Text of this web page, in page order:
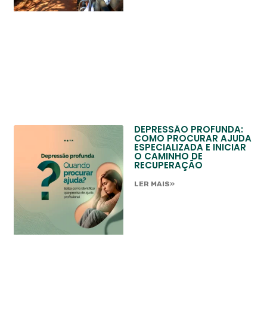
DEPRESSÃO PROFUNDA:
COMO PROCURAR AJUDA
ESPECIALIZADA E INICIAR
O CAMINHO DE
RECUPERAÇÃO
LER MAIS»